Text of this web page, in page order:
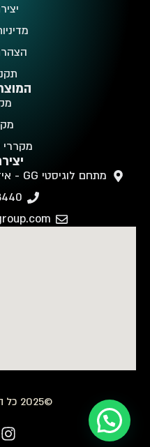
מקררי
מתחם לוגיסטי GG - איזור תעשיה צפוני, קריית שמונה
©2025 כל הזכויות שמורות